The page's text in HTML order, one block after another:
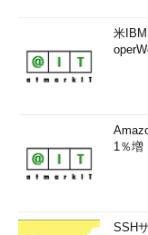
米
1％増
SSH